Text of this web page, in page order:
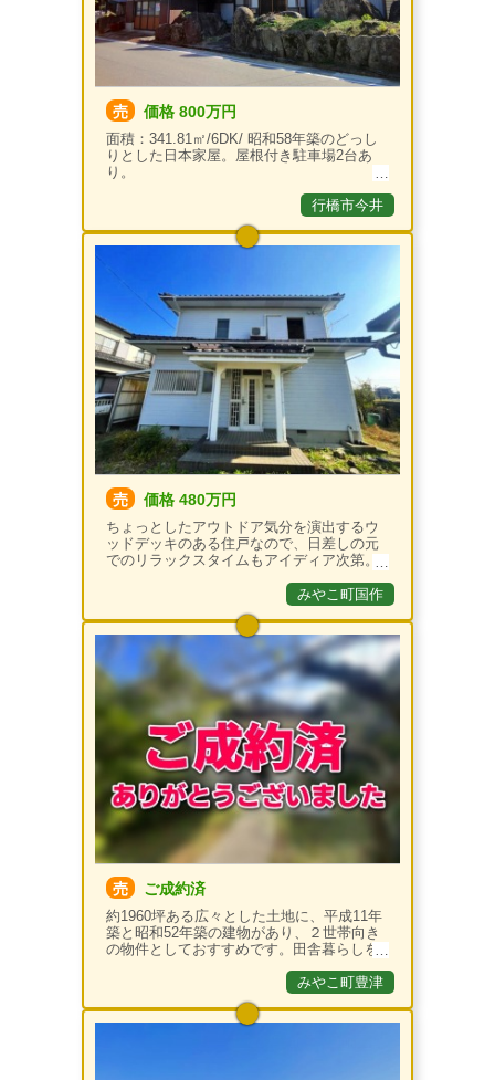
売 価格 800万円
面積：341.81㎡/6DK/ 昭和58年築のどっし
りとした日本家屋。屋根付き駐車場2台あ
り。
行橋市今井
売 価格 480万円
ちょっとしたアウトドア気分を演出するウ
ッドデッキのある住戸なので、日差しの元
でのリラックスタイムもアイディア次第。
みやこ町国作
売 ご成約済
約1960坪ある広々とした土地に、平成11年
築と昭和52年築の建物があり、２世帯向き
の物件としておすすめです。田舎暮らしを
みやこ町豊津